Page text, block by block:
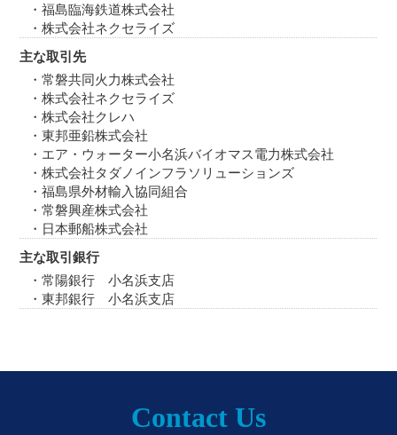
・福島臨海鉄道株式会社
・株式会社ネクセライズ
主な取引先
・常磐共同火力株式会社
・株式会社ネクセライズ
・株式会社クレハ
・東邦亜鉛株式会社
・エア・ウォーター小名浜バイオマス電力株式会社
・株式会社タダノインフラソリューションズ
・福島県外材輸入協同組合
・常磐興産株式会社
・日本郵船株式会社
主な取引銀行
・常陽銀行 小名浜支店
・東邦銀行 小名浜支店
Contact Us